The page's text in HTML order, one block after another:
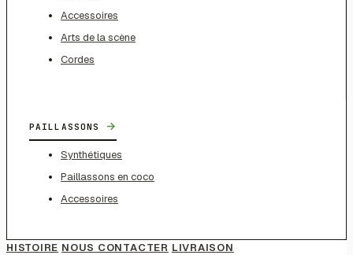
Accessoires
Arts de la scène
Cordes
PAILLASSONS →
Synthétiques
Paillassons en coco
Accessoires
HISTOIRE NOUS CONTACTER LIVRAISON